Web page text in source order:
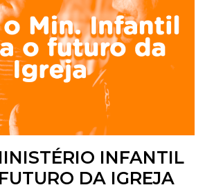
INFANTIL
DA IGREJA